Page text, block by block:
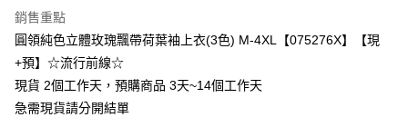
Google Pay
全支付
大哥付你分期
銷售重點
圓領純色立體玫瑰飄帶荷葉袖上衣(3色) M-4XL【075276X】【現
+預】☆流行前線☆
現貨 2個工作天，預購商品 3天~14個工作天
急需現貨請分開結單